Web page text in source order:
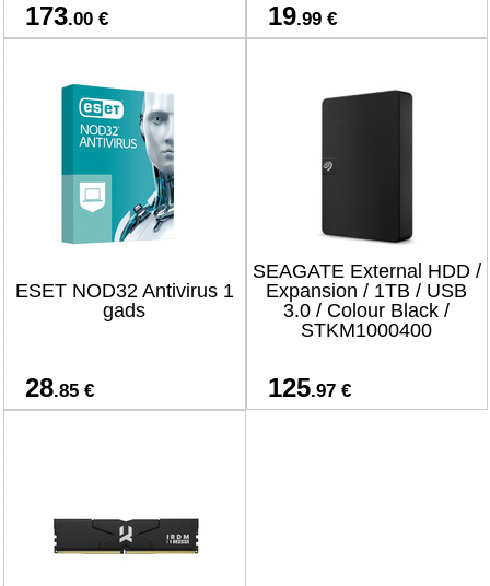
173.00 € 19.99 €
ESET NOD32 Antivirus 1
gads
28.85 €
SEAGATE External HDD /
Expansion / 1TB / USB
3.0 / Colour Black /
STKM1000400
125.97 €